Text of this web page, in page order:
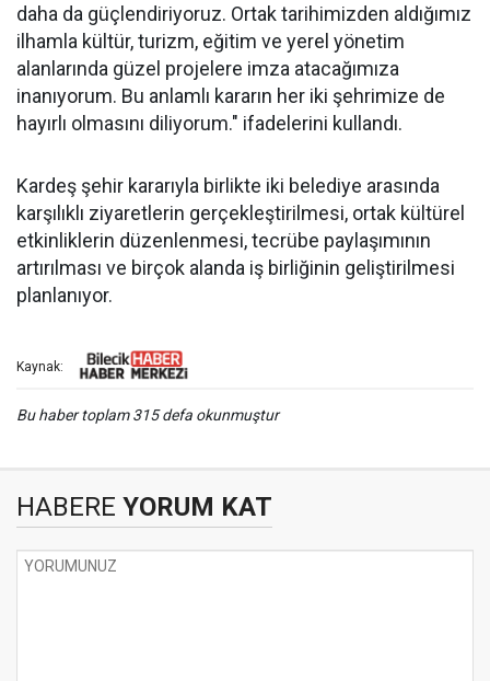
daha da güçlendiriyoruz. Ortak tarihimizden aldığımız
ilhamla kültür, turizm, eğitim ve yerel yönetim
alanlarında güzel projelere imza atacağımıza
inanıyorum. Bu anlamlı kararın her iki şehrimize de
hayırlı olmasını diliyorum." ifadelerini kullandı.
Kardeş şehir kararıyla birlikte iki belediye arasında
karşılıklı ziyaretlerin gerçekleştirilmesi, ortak kültürel
etkinliklerin düzenlenmesi, tecrübe paylaşımının
artırılması ve birçok alanda iş birliğinin geliştirilmesi
planlanıyor.
Kaynak:
Bu haber toplam 315 defa okunmuştur
HABERE YORUM KAT